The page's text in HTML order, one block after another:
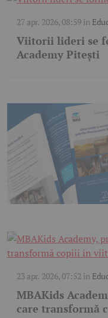
27 apr. 2026, 08:59în
Viitorii lideri se
Academy Pitești
23 apr. 2026, 07:52 în
MBAKids
care